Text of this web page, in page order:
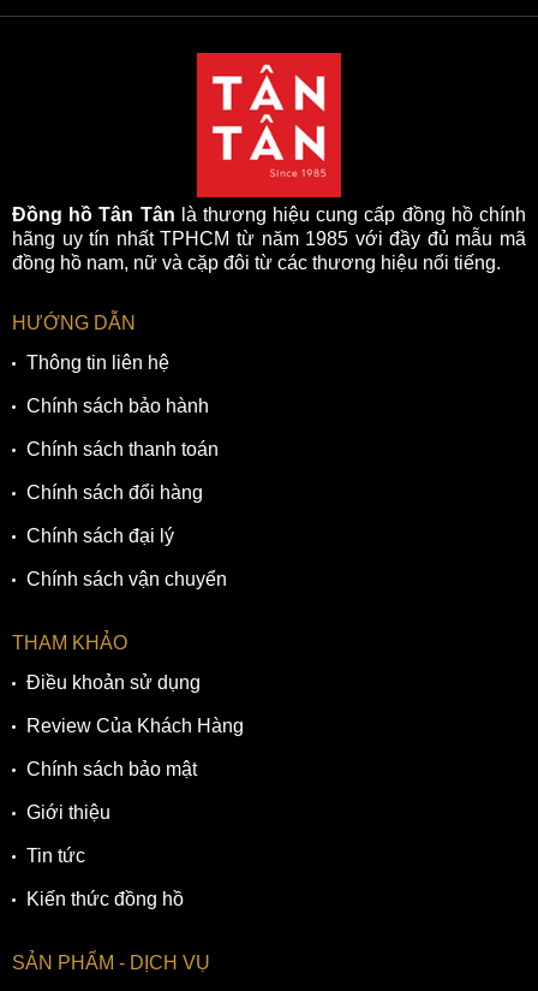
Đồng hồ Tân Tân là thương hiệu cung cấp đồng hồ chính
hãng uy tín nhất TPHCM từ năm 1985 với đầy đủ mẫu mã
đồng hồ nam, nữ và cặp đôi từ các thương hiệu nổi tiếng.
HƯỚNG DẪN
Thông tin liên hệ
Chính sách bảo hành
Chính sách thanh toán
Chính sách đổi hàng
Chính sách đại lý
Chính sách vận chuyển
THAM KHẢO
Điều khoản sử dụng
Review Của Khách Hàng
Chính sách bảo mật
Giới thiệu
Tin tức
Kiến thức đồng hồ
SẢN PHẨM - DỊCH VỤ